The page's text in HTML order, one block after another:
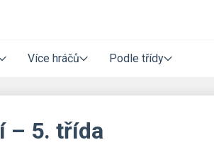
Více hráčů Podle třídy
– 5. třída